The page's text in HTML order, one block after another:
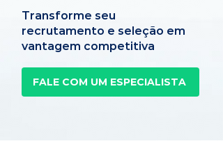
Transforme seu
recrutamento e seleção em
vantagem competitiva
FALE COM UM ESPECIALISTA